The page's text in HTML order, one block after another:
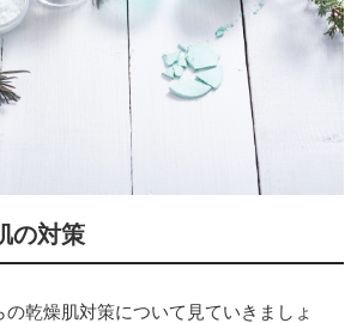
の対策
の乾燥肌対策について見ていきましょ